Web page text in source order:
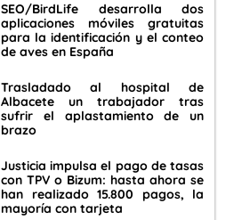
SEO/BirdLife desarrolla dos
aplicaciones móviles gratuitas
para la identificación y el conteo
de aves en España
Trasladado al hospital de
Albacete un trabajador tras
sufrir el aplastamiento de un
brazo
Justicia impulsa el pago de tasas
con TPV o Bizum: hasta ahora se
han realizado 15.800 pagos, la
mayoría con tarjeta